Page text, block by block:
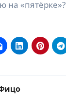
на «пятёрке»?